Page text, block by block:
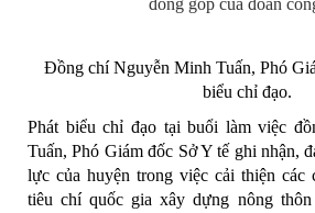
đóng góp của đoàn
Đồng chí Nguyễn Minh Tuấn, Phó
biểu chỉ đạo.
Phát biểu chỉ đạo tại buổi làm việc
Tuấn, Phó Giám đốc Sở Y tế ghi nhận,
lực của huyện trong việc cải thiện
tiêu chí quốc gia xây dựng nông